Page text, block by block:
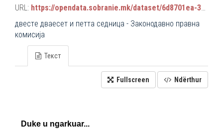
URL: https://opendata.sobranie.mk/dataset/6d8701ea-3a42-465d-8f88-639bc6dc1a8e/resource/3d7e5f20-0d9b-4425-b923-ec9d14b9e81d/download/komisiski_sednici.json
двестe дваесет и петта седница - Законодавно правна
комисија
Текст
Fullscreen Ndërthur